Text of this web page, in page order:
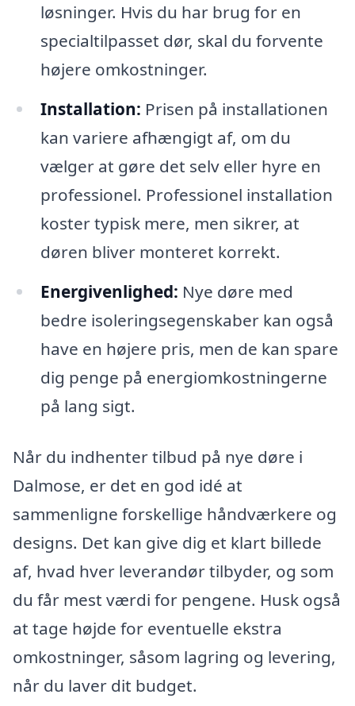
løsninger. Hvis du har brug for en
specialtilpasset dør, skal du forvente
højere omkostninger.
Installation: Prisen på installationen
kan variere afhængigt af, om du
vælger at gøre det selv eller hyre en
professionel. Professionel installation
koster typisk mere, men sikrer, at
døren bliver monteret korrekt.
Energivenlighed: Nye døre med
bedre isoleringsegenskaber kan også
have en højere pris, men de kan spare
dig penge på energiomkostningerne
på lang sigt.
Når du indhenter tilbud på nye døre i
Dalmose, er det en god idé at
sammenligne forskellige håndværkere og
designs. Det kan give dig et klart billede
af, hvad hver leverandør tilbyder, og som
du får mest værdi for pengene. Husk også
at tage højde for eventuelle ekstra
omkostninger, såsom lagring og levering,
når du laver dit budget.